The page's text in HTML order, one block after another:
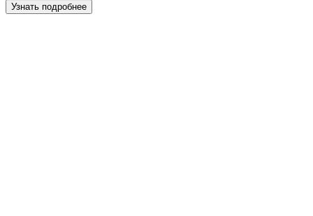
Узнать подробнее